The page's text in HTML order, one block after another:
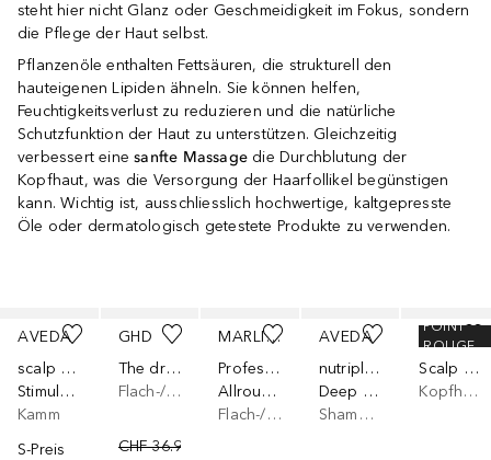
steht hier nicht Glanz oder Geschmeidigkeit im Fokus, sondern
die Pflege der Haut selbst.
Pflanzenöle enthalten Fettsäuren, die strukturell den
hauteigenen Lipiden ähneln. Sie können helfen,
Feuchtigkeitsverlust zu reduzieren und die natürliche
Schutzfunktion der Haut zu unterstützen. Gleichzeitig
verbessert einesanfte Massage die Durchblutung der
Kopfhaut, was die Versorgung der Haarfollikel begünstigen
kann. Wichtig ist, ausschliesslich hochwertige, kaltgepresste
Öle oder dermatologisch getestete Produkte zu verwenden.
AVEDA
scalp solutions™
Stimulating Scalp Massager
Kamm
S-Preis
GHD
The dresser
Flach-/Paddelbürste
CHF 36.90
MARLIES MÖLLER
Professional Brushes
Allround Hair Brush
Flach-/Paddelbürste
AVEDA
nutriplenish™
Deep Moisture
Shampoo
AUSTRALIAN BODYCARE
Scalp Serum Serum
Kopfhautpflege
POINT
ROUGE